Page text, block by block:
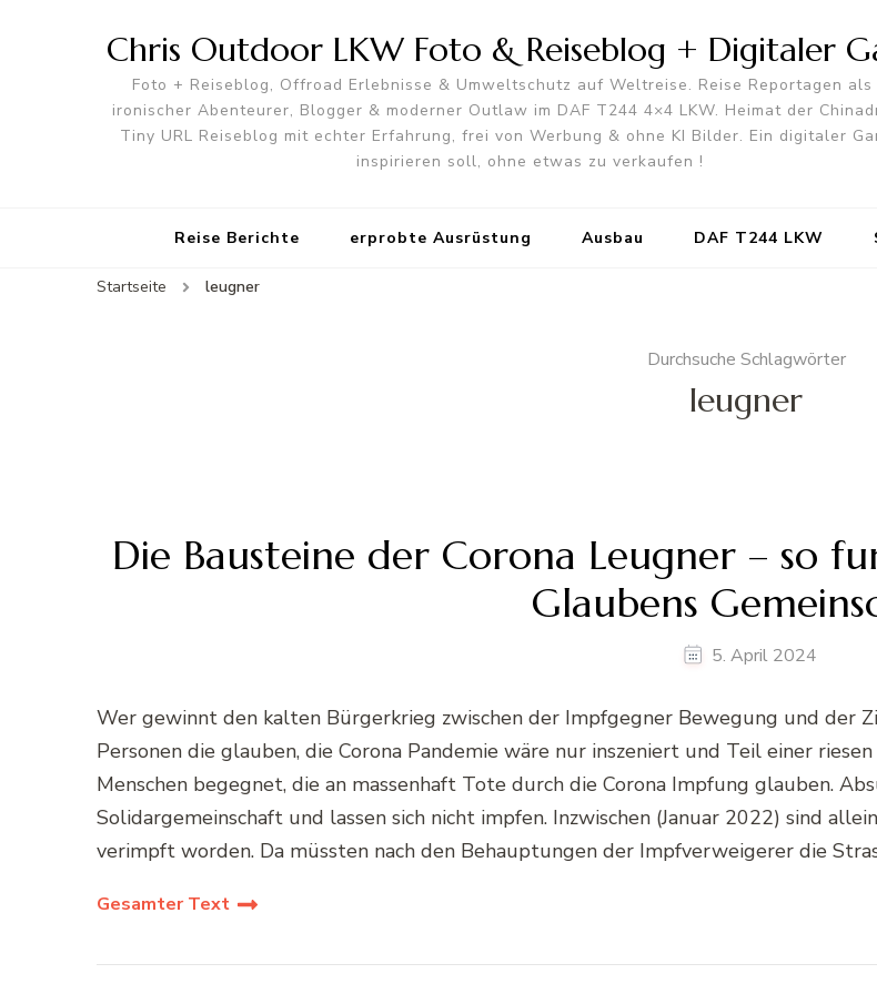
Chris Outdoor LKW Foto & Reiseblog + Digitaler
Foto + Reiseblog, Offroad Erlebnisse & Umweltschutz auf Weltreise. Reise Reportagen
ironischer Abenteurer, Blogger & moderner Outlaw im DAF T244 4×4 LKW. Heimat der
Tiny URL Reiseblog mit echter Erfahrung, frei von Werbung & ohne KI Bilder. Ein digitaler
inspirieren soll, ohne etwas zu verkaufen !
Reise Berichte erprobte Ausrüstung Ausbau DAF T244 LKW
Startseite leugner
Durchsuche Schlagwörter
leugner
Die Bausteine der Corona Leugner – so
Glaubens
5. April 2024
Wer gewinnt den kalten Bürgerkrieg zwischen der Impfgegner Bewegung und der
Personen die glauben, die Corona Pandemie wäre nur inszeniert und Teil einer
Menschen begegnet, die an massenhaft Tote durch die Corona Impfung glauben.
Solidargemeinschaft und lassen sich nicht impfen. Inzwischen (Januar 2022) sind
verimpft worden. Da müssten nach den Behauptungen der Impfverweigerer die
Gesamter Text